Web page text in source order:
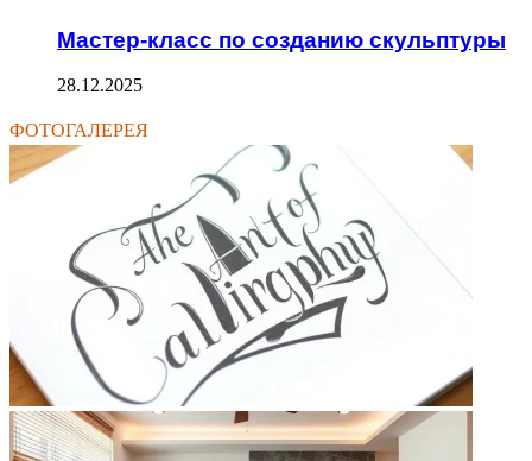
Мастер-класс по созданию скульптуры
28.12.2025
ФОТОГАЛЕРЕЯ